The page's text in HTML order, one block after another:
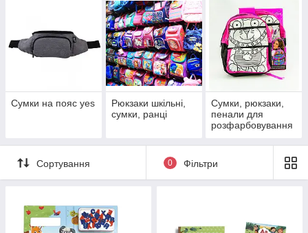
Сумки на пояс yes
Рюкзаки шкільні,
сумки, ранці
Сумки, рюкзаки,
пенали для
розфарбовування
Сортування 0 Фільтри